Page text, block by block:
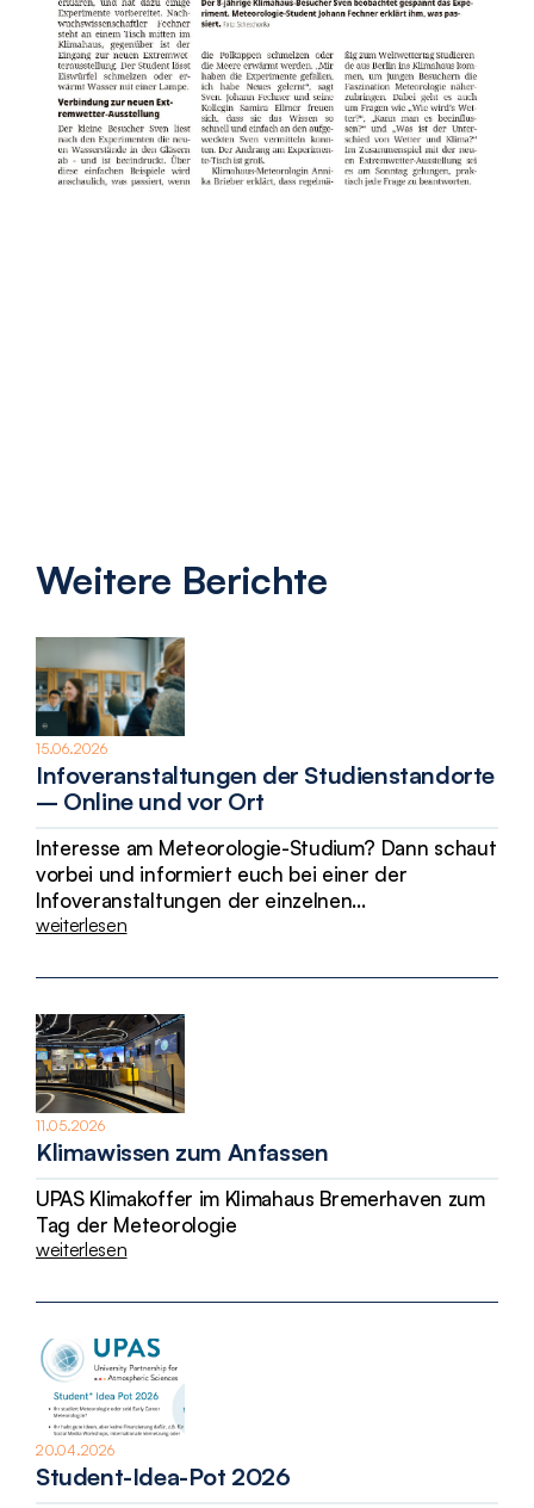
Weitere Berichte
15.06.2026
Infoveranstaltungen der Studienstandorte
– Online und vor Ort
Interesse am Meteorologie-Studium? Dann schaut
vorbei und informiert euch bei einer der
Infoveranstaltungen der einzelnen
Studienstandorte!
weiterlesen
11.05.2026
Klimawissen zum Anfassen
UPAS Klimakoffer im Klimahaus Bremerhaven zum
Tag der Meteorologie
weiterlesen
20.04.2026
Student-Idea-Pot 2026